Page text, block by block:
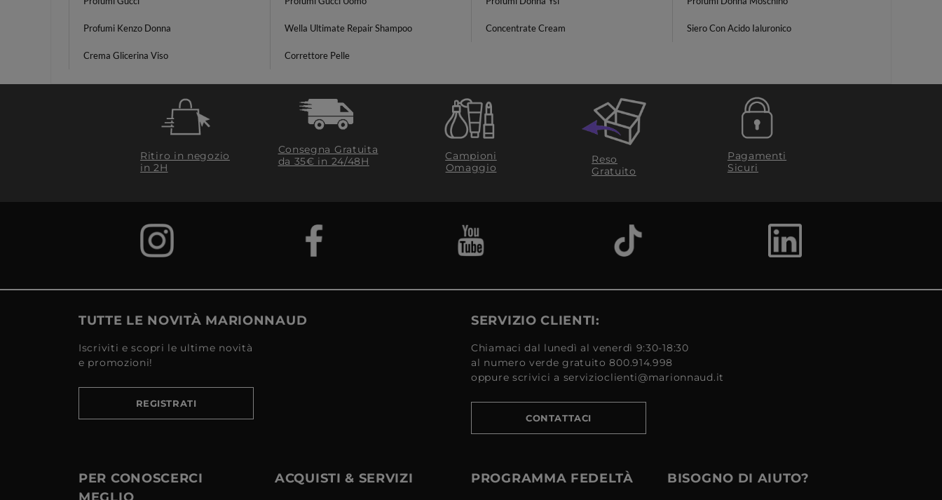
Profumi Kenzo Donna Wella Ultimate Repair Shampoo Concentrate Cream Siero Con Acido Ialuronico
Crema Glicerina Viso Correttore Pelle
Ritiro in negozio
in 2H
Consegna Gratuita
da 35€​ in 24/48H
Campioni
Omaggio
Reso
Gratuito
Pagamenti
Sicuri
TUTTE LE NOVITÀ MARIONNAUD
Iscriviti e scopri le ultime novità
e promozioni!
REGISTRATI
SERVIZIO CLIENTI:
Chiamaci dal lunedì al venerdì 9:30-18:30
al numero verde gratuito 800.914.998
oppure scrivici a servizioclienti@marionnaud.it
CONTATTACI
PER CONOSCERCI
ACQUISTI & SERVIZI PROGRAMMA FEDELTÀ BISOGNO DI AIUTO?